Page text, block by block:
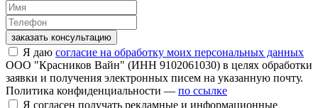
заказать консультацию
Я даю согласие на обработку моих персональных данных
ООО "Красников Вайн" (ИНН 9102061030) в целях обработки
заявки и получения электронных писем на указанную почту.
Политика конфиденциальности — по ссылке
Я согласен получать рекламные и информационные